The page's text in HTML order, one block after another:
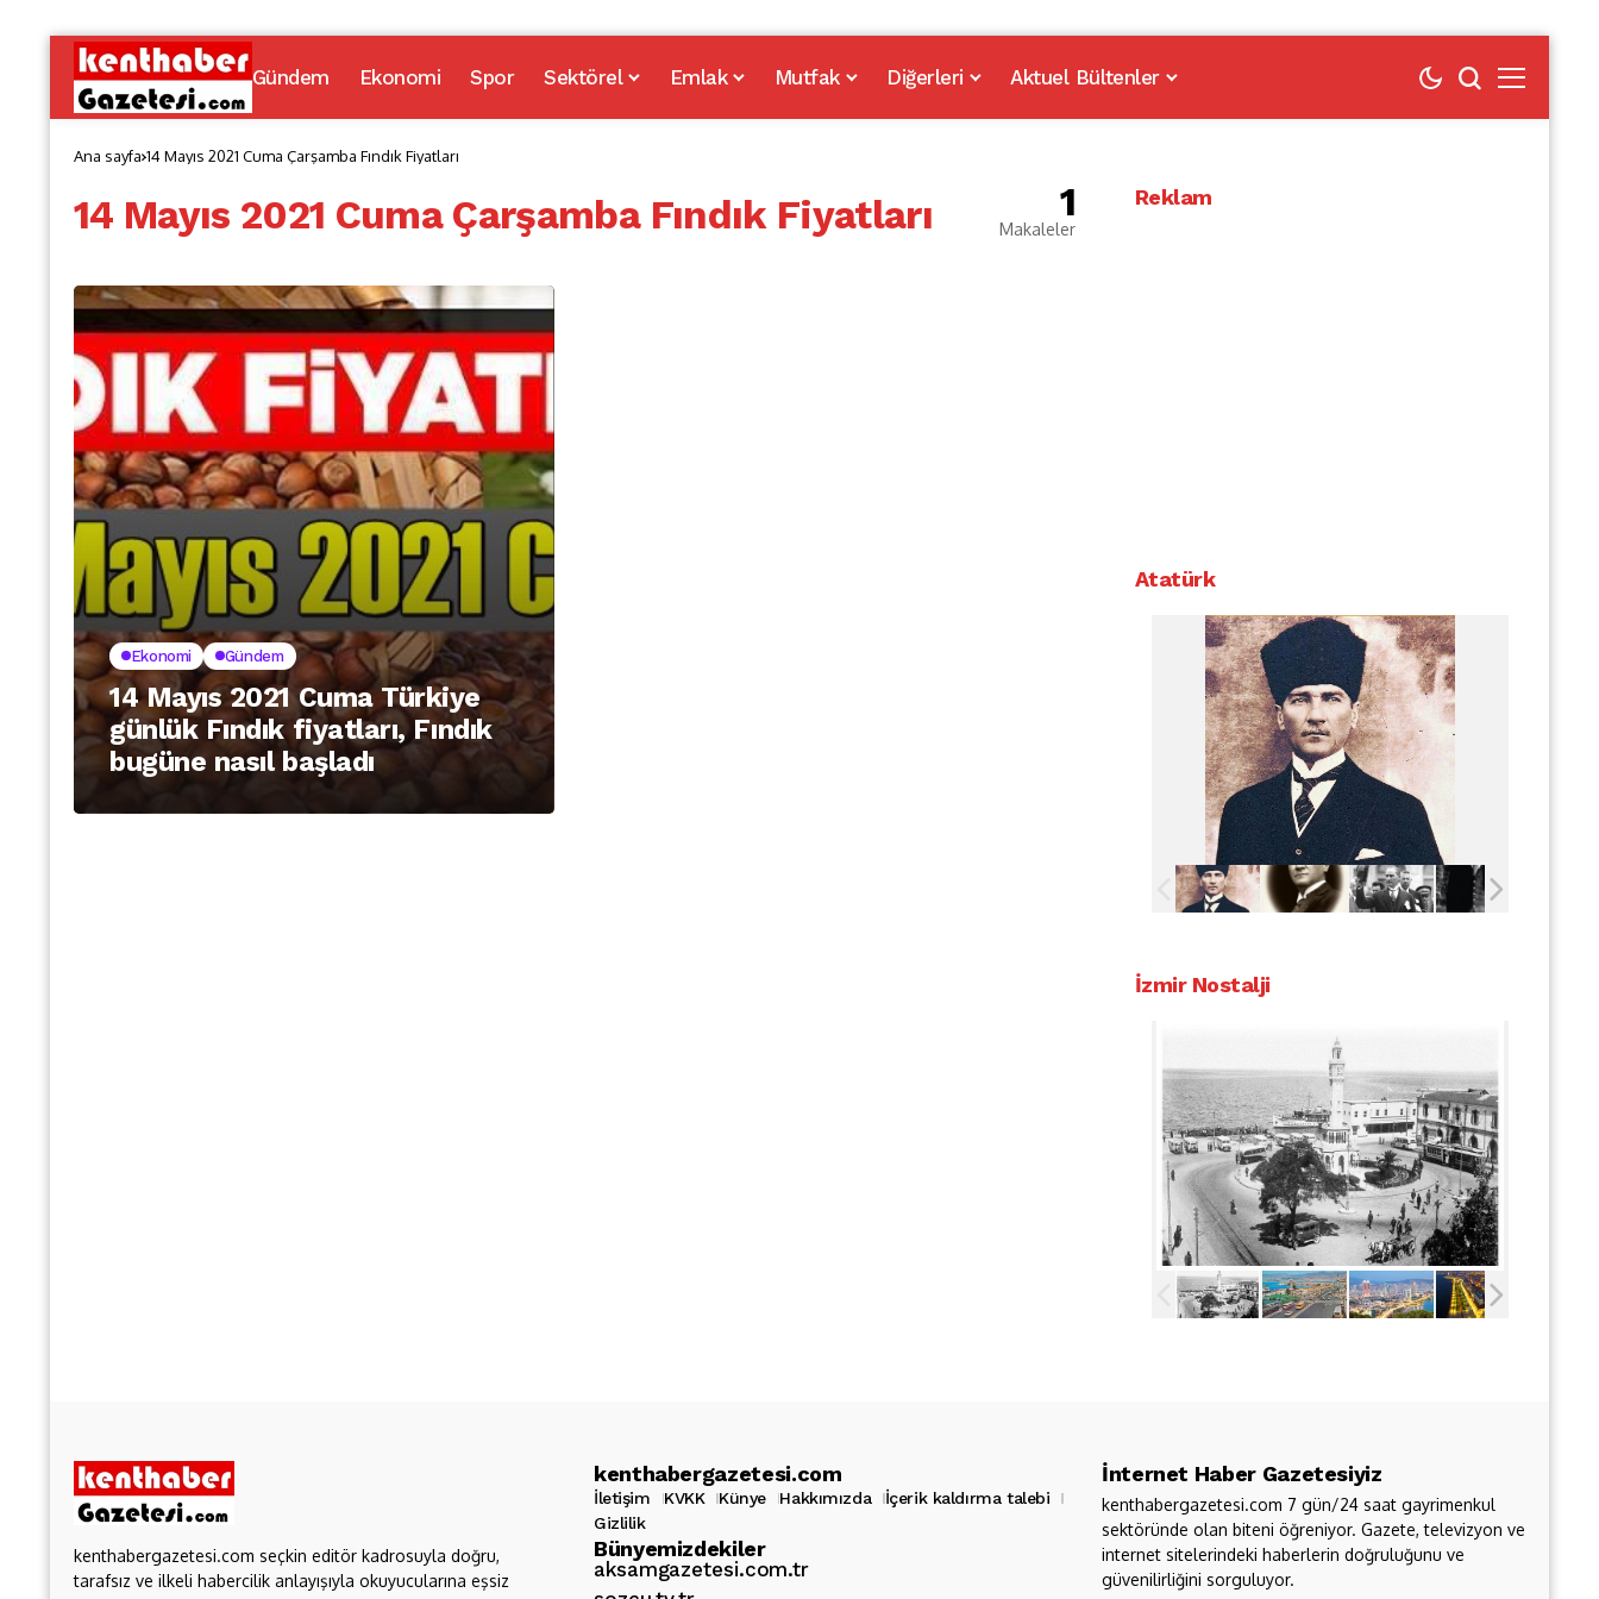
Gündem Ekonomi Spor Sektörel Emlak Mutfak Diğerleri Aktuel Bültenler
Ana sayfa 14 Mayıs 2021 Cuma Çarşamba Fındık Fiyatları
14 Mayıs 2021 Cuma Çarşamba Fındık Fiyatları 1
Makaleler
Ekonomi Gündem
14 Mayıs 2021 Cuma Türkiye
günlük Fındık fiyatları, Fındık
bugüne nasıl başladı
Reklam
Atatürk
İzmir Nostalji
kenthabergazetesi.com seçkin editör kadrosuyla doğru,
tarafsız ve ilkeli habercilik anlayışıyla okuyucularına eşsiz
kenthabergazetesi.com
İletişim KVKK Künye Hakkımızda
İçerik kaldırma talebi
Gizlilik
Bünyemizdekiler
aksamgazetesi.com.tr
İnternet Haber Gazetesiyiz
kenthabergazetesi.com 7 gün/24 saat gayrimenkul
sektöründe olan biteni öğreniyor. Gazete, televizyon ve
internet sitelerindeki haberlerin doğruluğunu ve
güvenilirliğini sorguluyor.